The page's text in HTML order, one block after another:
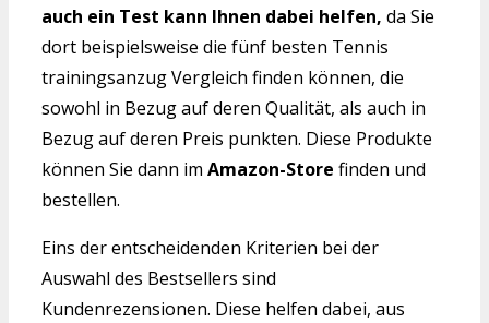
auch ein Test kann Ihnen dabei helfen, da Sie
dort beispielsweise die fünf besten Tennis
trainingsanzug Vergleich finden können, die
sowohl in Bezug auf deren Qualität, als auch in
Bezug auf deren Preis punkten. Diese Produkte
können Sie dann im Amazon-Store finden und
bestellen.
Eins der entscheidenden Kriterien bei der
Auswahl des Bestsellers sind
Kundenrezensionen. Diese helfen dabei, aus